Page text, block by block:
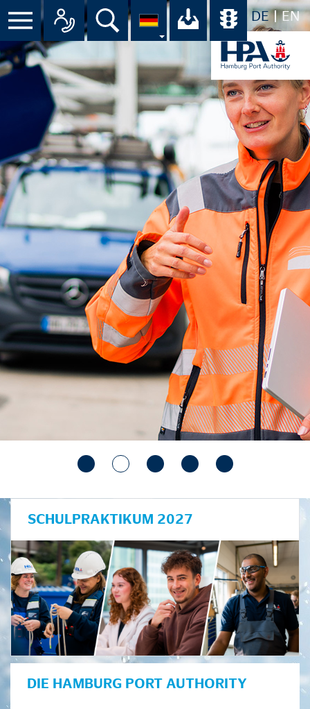
DE EN
Suche Ihr Download-
SCHULPRAKTIKUM 2027
DIE HAMBURG PORT AUTHORITY